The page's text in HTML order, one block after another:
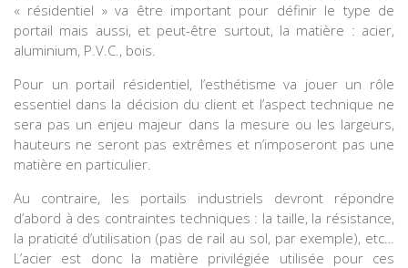
« résidentiel » va être important pour définir le type de
portail mais aussi, et peut-être surtout, la matière : acier,
aluminium, P.V.C., bois.
Pour un portail résidentiel, l’esthétisme va jouer un rôle
essentiel dans la décision du client et l’aspect technique ne
sera pas un enjeu majeur dans la mesure ou les largeurs,
hauteurs ne seront pas extrêmes et n’imposeront pas une
matière en particulier.
Au contraire, les portails industriels devront répondre
d’abord à des contraintes techniques : la taille, la résistance,
la praticité d’utilisation (pas de rail au sol, par exemple), etc…
L’acier est donc la matière privilégiée utilisée pour ces